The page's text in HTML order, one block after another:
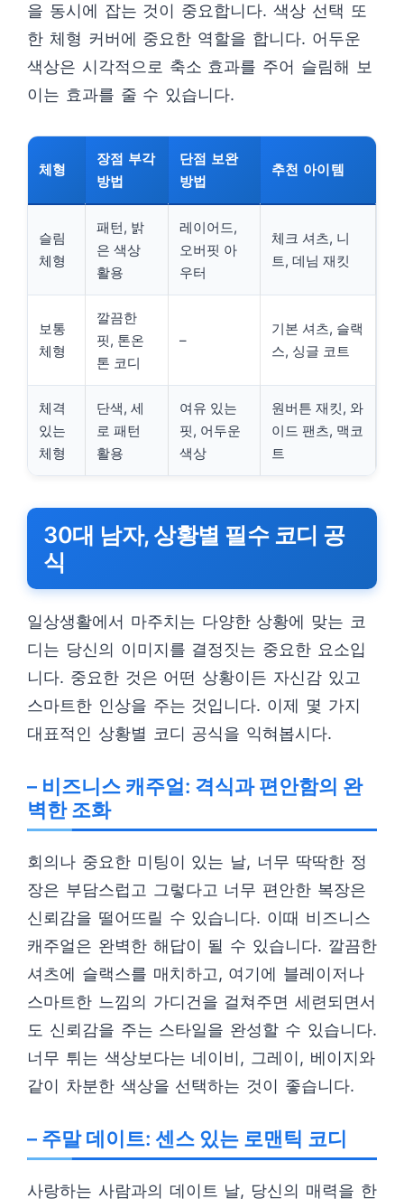
을 동시에 잡는 것이 중요합니다. 색상 선택 또
한 체형 커버에 중요한 역할을 합니다. 어두운
색상은 시각적으로 축소 효과를 주어 슬림해 보
이는 효과를 줄 수 있습니다.
체형
장점 부각
방법
단점 보완
방법
추천 아이템
슬림
체형
패턴, 밝
은 색상
활용
레이어드,
오버핏 아
우터
체크 셔츠, 니
트, 데님 재킷
보통
체형
깔끔한
핏, 톤온
톤 코디
–
기본 셔츠, 슬랙
스, 싱글 코트
체격
있는
체형
단색, 세
로 패턴
활용
여유 있는
핏, 어두운
색상
원버튼 재킷, 와
이드 팬츠, 맥코
트
30대 남자, 상황별 필수 코디 공
식
일상생활에서 마주치는 다양한 상황에 맞는 코
디는 당신의 이미지를 결정짓는 중요한 요소입
니다. 중요한 것은 어떤 상황이든 자신감 있고
스마트한 인상을 주는 것입니다. 이제 몇 가지
대표적인 상황별 코디 공식을 익혀봅시다.
– 비즈니스 캐주얼: 격식과 편안함의 완
벽한 조화
회의나 중요한 미팅이 있는 날, 너무 딱딱한 정
장은 부담스럽고 그렇다고 너무 편안한 복장은
신뢰감을 떨어뜨릴 수 있습니다. 이때 비즈니스
캐주얼은 완벽한 해답이 될 수 있습니다. 깔끔한
셔츠에 슬랙스를 매치하고, 여기에 블레이저나
스마트한 느낌의 가디건을 걸쳐주면 세련되면서
도 신뢰감을 주는 스타일을 완성할 수 있습니다.
너무 튀는 색상보다는 네이비, 그레이, 베이지와
같이 차분한 색상을 선택하는 것이 좋습니다.
– 주말 데이트: 센스 있는 로맨틱 코디
사랑하는 사람과의 데이트 날, 당신의 매력을 한